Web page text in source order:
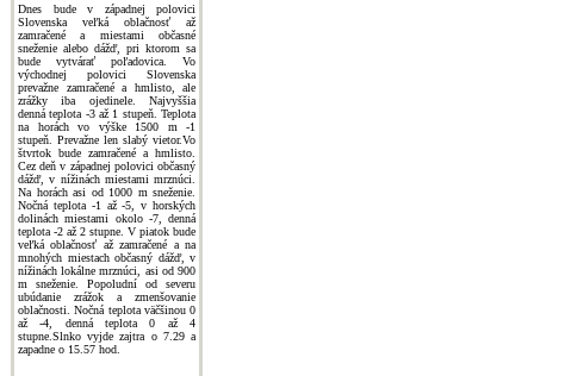
Dnes bude v západnej polovici
Slovenska veľká oblačnosť až
zamračené a miestami občasné
sneženie alebo dážď, pri ktorom sa
bude vytvárať poľadovica. Vo
východnej polovici Slovenska
prevažne zamračené a hmlisto, ale
zrážky iba ojedinele. Najvyššia
denná teplota -3 až 1 stupeň. Teplota
na horách vo výške 1500 m -1
stupeň. Prevažne len slabý vietor.Vo
štvrtok bude zamračené a hmlisto.
Cez deň v západnej polovici občasný
dážď, v nížinách miestami mrznúci.
Na horách asi od 1000 m sneženie.
Nočná teplota -1 až -5, v horských
dolinách miestami okolo -7, denná
teplota -2 až 2 stupne. V piatok bude
veľká oblačnosť až zamračené a na
mnohých miestach občasný dážď, v
nížinách lokálne mrznúci, asi od 900
m sneženie. Popoludní od severu
ubúdanie zrážok a zmenšovanie
oblačnosti. Nočná teplota väčšinou 0
až -4, denná teplota 0 až 4
stupne.Slnko vyjde zajtra o 7.29 a
zapadne o 15.57 hod.